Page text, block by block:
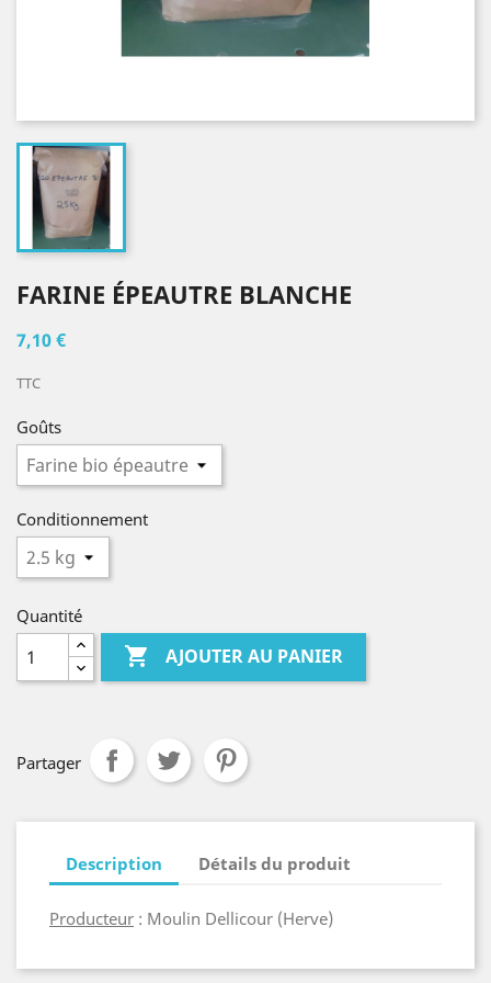
FARINE ÉPEAUTRE BLANCHE
7,10 €
TTC
Goûts
Conditionnement
Quantité
 AJOUTER AU PANIER
Partager
Description Détails du produit
Producteur : Moulin Dellicour (Herve)